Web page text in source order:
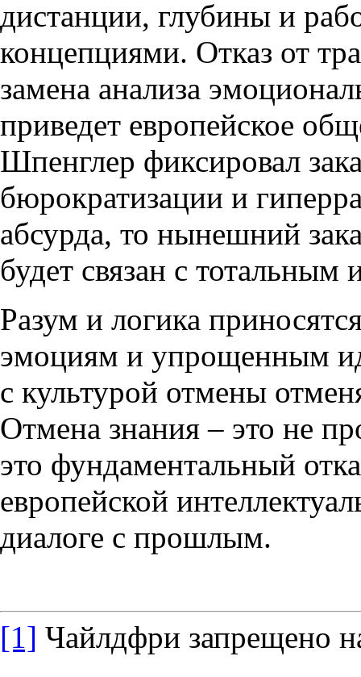
дистанции, глубины и
концепциями. Отказ от
замена анализа
приведет европейское
Шпенглер фиксировал
бюрократизации и
абсурда, то нынешний
будет связан с
Разум и логика
эмоциям и упрощенным
с культурой отмены
Отмена знания – это не
это фундаментальный
европейской
диалоге с прошлым.
[1] Чайлдфри запрещено